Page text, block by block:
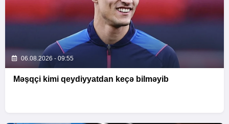
06.08.2026 - 09:55
Məşqçi kimi qeydiyyatdan keçə bilməyib